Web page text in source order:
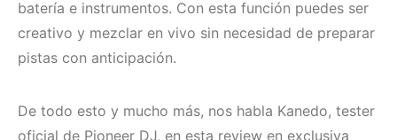
batería e instrumentos. Con esta función puedes ser
creativo y mezclar en vivo sin necesidad de preparar
pistas con anticipación.
De todo esto y mucho más, nos habla Kanedo, tester
oficial de Pioneer DJ, en esta review en exclusiva